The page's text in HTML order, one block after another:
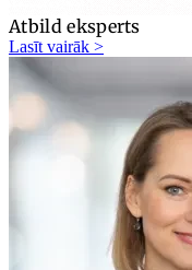
Atbild eksperts
Lasīt vairāk >